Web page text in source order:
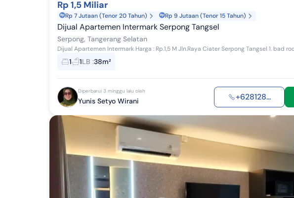
Rp 1,5 Miliar
Rp 7 Jutaan (Tenor 20 Tahun) Rp 9 Jutaan (Tenor 15 Tahun)
Dijual Apartemen Intermark Serpong Tangsel
Serpong, Tangerang Selatan
1 1LB :38m²
Diperbarui 3 minggu lalu oleh
Yunis Setyo Wirani +628128...